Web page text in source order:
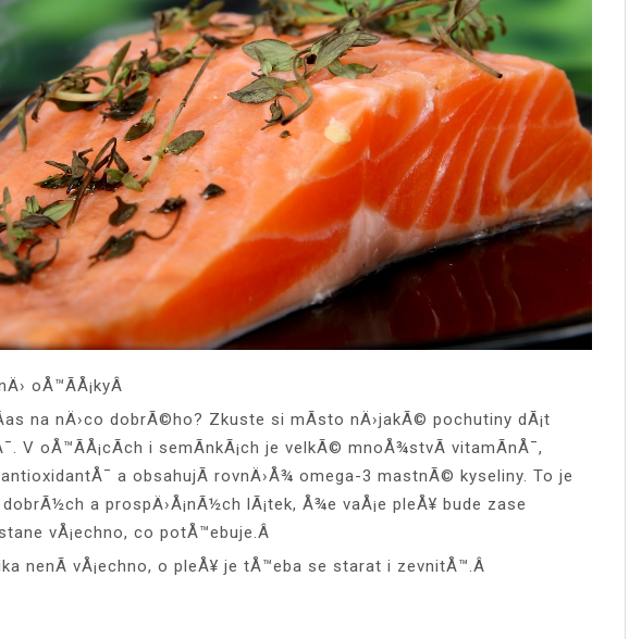
oÅ™Ã­Å¡kyÂ
na nÄ›co dobrÃ©ho? Zkuste si mÃ­sto nÄ›jakÃ© pochutiny dÃ¡t
V oÅ™Ã­Å¡cÃ­ch i semÃ­nkÃ¡ch je velkÃ© mnoÅ¾stvÃ­ vitamÃ­nÅ¯,
antioxidantÅ¯ a obsahujÃ­ rovnÄ›Å¾ omega-3 mastnÃ© kyseliny. To je
a prospÄ›Å¡nÃ½ch lÃ¡tek, Å¾e vaÅ¡e pleÅ¥ bude zase
vÅ¡echno, co potÅ™ebuje.Â
nenÃ­ vÅ¡echno, o pleÅ¥ je tÅ™eba se starat i zevnitÅ™.Â